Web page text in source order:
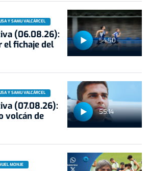
54:50
Y SAMU VALCÁRCEL
(06.08.26):
el fichaje del
55:14
Y SAMU VALCÁRCEL
(07.08.26):
volcán de
MONJE